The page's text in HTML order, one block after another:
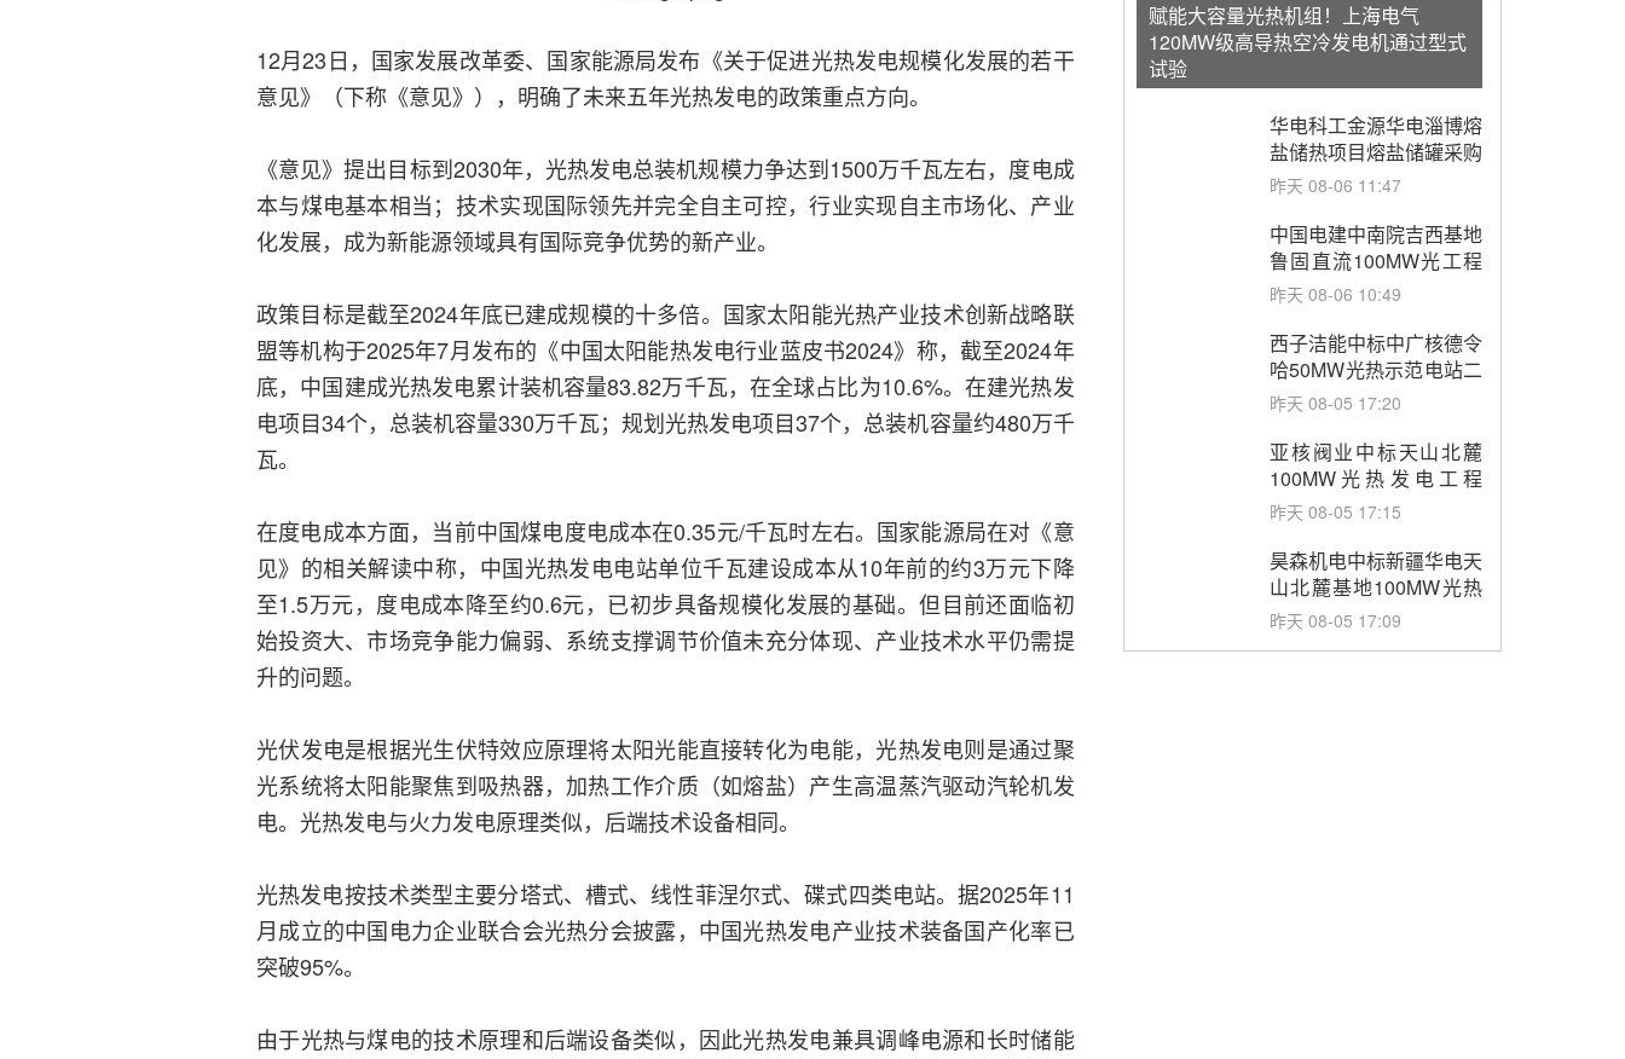
12月23日，国家发展改革委、国家能源局发布《关于促进光热发电规模化发展的若干
意见》（下称《意见》），明确了未来五年光热发电的政策重点方向。
《意见》提出目标到2030年，光热发电总装机规模力争达到1500万千瓦左右，度电成
本与煤电基本相当；技术实现国际领先并完全自主可控，行业实现自主市场化、产业
化发展，成为新能源领域具有国际竞争优势的新产业。
政策目标是截至2024年底已建成规模的十多倍。国家太阳能光热产业技术创新战略联
盟等机构于2025年7月发布的《中国太阳能热发电行业蓝皮书2024》称，截至2024年
底，中国建成光热发电累计装机容量83.82万千瓦，在全球占比为10.6%。在建光热发
电项目34个，总装机容量330万千瓦；规划光热发电项目37个，总装机容量约480万千
瓦。
在度电成本方面，当前中国煤电度电成本在0.35元/千瓦时左右。国家能源局在对《意
见》的相关解读中称，中国光热发电电站单位千瓦建设成本从10年前的约3万元下降
至1.5万元，度电成本降至约0.6元，已初步具备规模化发展的基础。但目前还面临初
始投资大、市场竞争能力偏弱、系统支撑调节价值未充分体现、产业技术水平仍需提
升的问题。
光伏发电是根据光生伏特效应原理将太阳光能直接转化为电能，光热发电则是通过聚
光系统将太阳能聚焦到吸热器，加热工作介质（如熔盐）产生高温蒸汽驱动汽轮机发
电。光热发电与火力发电原理类似，后端技术设备相同。
光热发电按技术类型主要分塔式、槽式、线性菲涅尔式、碟式四类电站。据2025年11
月成立的中国电力企业联合会光热分会披露，中国光热发电产业技术装备国产化率已
突破95%。
由于光热与煤电的技术原理和后端设备类似，因此光热发电兼具调峰电源和长时储能
赋能大容量光热机组！上海电气
120MW级高导热空冷发电机通过型式
试验
华电科工金源华电淄博熔
盐储热项目熔盐储罐采购
昨天 08-06 11:47
中国电建中南院吉西基地
鲁固直流100MW光工程
性能试验采购
昨天 08-06 10:49
西子洁能中标中广核德令
哈50MW光热示范电站二
列蒸汽发生器设备采购
昨天 08-05 17:20
亚核阀业中标天山北麓
100MW光热发电工程
EPC总承包项目熔盐截
购
昨天 08-05 17:15
昊森机电中标新疆华电天
山北麓基地100MW光热
发电工程EPC总承包项
昨天 08-05 17:09